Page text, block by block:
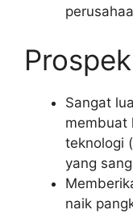
Sangat
membuat
teknologi (
yang
naik